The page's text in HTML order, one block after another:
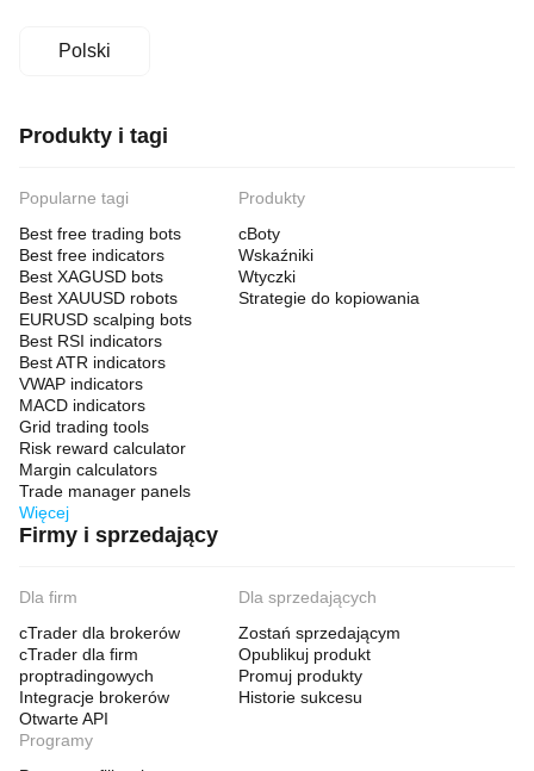
Polski
Produkty i tagi
Popularne tagi
Best free trading bots
Best free indicators
Best XAGUSD bots
Best XAUUSD robots
EURUSD scalping bots
Best RSI indicators
Best ATR indicators
VWAP indicators
MACD indicators
Grid trading tools
Risk reward calculator
Margin calculators
Trade manager panels
Więcej
Produkty
cBoty
Wskaźniki
Wtyczki
Strategie do kopiowania
Firmy i sprzedający
Dla firm
cTrader dla brokerów
cTrader dla firm
proptradingowych
Integracje brokerów
Otwarte API
Dla sprzedających
Zostań sprzedającym
Opublikuj produkt
Promuj produkty
Historie sukcesu
Programy